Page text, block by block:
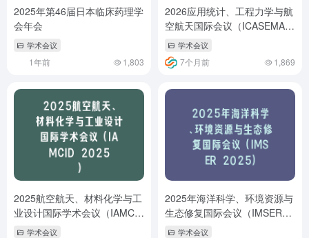
2025年第46届日本临床药理学
会年会
学术会议
1年前 1,803
2026应用统计、工程力学与航
空航天国际会议（ICASEMA
2026）
学术会议
7个月前 1,869
2025航空航天、材料化学与工
业设计国际学术会议（IAMCID
2025）
学术会议
2025年海洋科学、环境资源与
生态修复国际会议（IMSER
2025）
学术会议